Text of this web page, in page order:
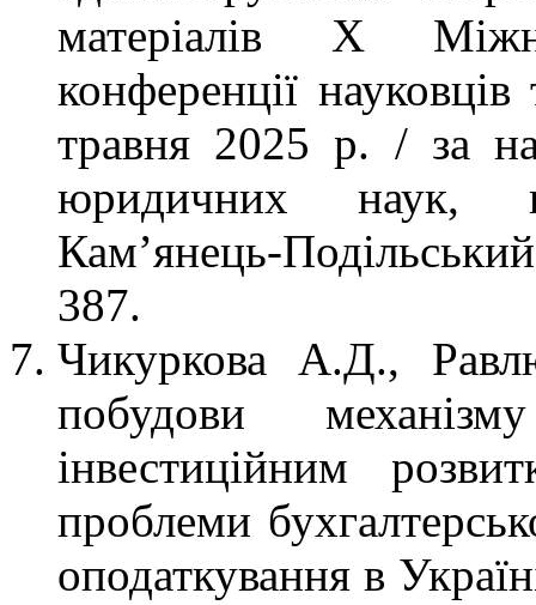
матеріалів Х
конференції
травня 2025 р. / за
юридичних наук,
Кам’янець-
387.
Чикуркова А.Д.,
побудови
інвестиційним
проблеми
оподаткування в